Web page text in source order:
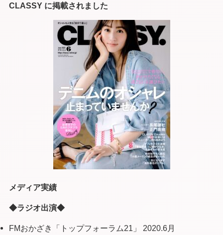
CLASSY に掲載されました
メディア実績
◆ラジオ出演◆
FMおかざき「トップフォーラム21」 2020.6月